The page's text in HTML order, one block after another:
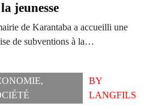
jeunesse
de Karantaba a accueilli une
de subventions à la…
,
BY
LANGFILS